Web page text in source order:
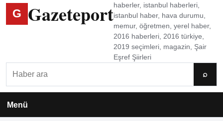
G Gazeteporthaberler, istanbul haberleri,
istanbul haber, hava durumu,
memur, öğretmen, yerel haber,
2016 haberleri, 2016 türkiye,
2019 seçimleri, magazin, Şair
Eşref Şiirleri
⌕
Menü